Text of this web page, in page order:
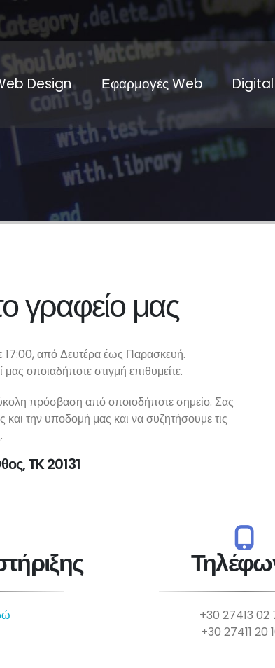
Design Εφαρμογές Web
γραφείο μας
17:00, από Δευτέρα έως Παρασκευή.
οποιαδήποτε στιγμή επιθυμείτε.
πρόσβαση από οποιοδήποτε σημείο. Σας
την υποδομή μας και να συζητήσουμε τις
TK 20131
+30 27413 02
+30 27411 20